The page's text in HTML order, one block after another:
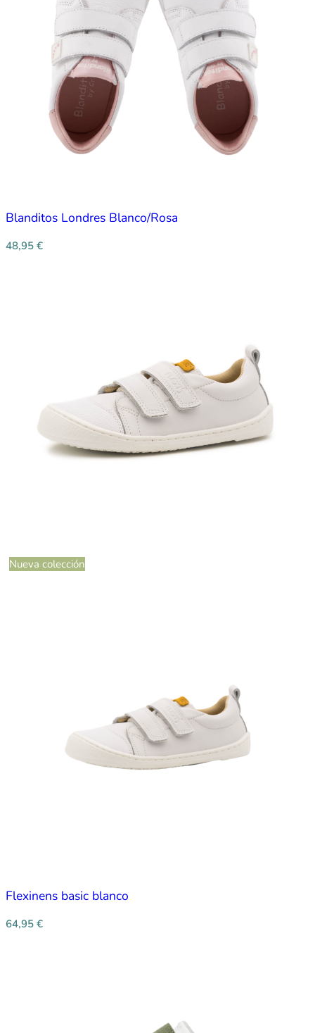
Blanditos Londres Blanco/Rosa
48,95 €
Nueva colección
Flexinens basic blanco
64,95 €